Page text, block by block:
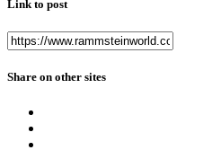
Link to post
Share on other sites